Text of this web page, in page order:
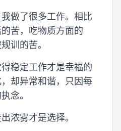
做了很多工作。相比
苦，吃物质方面的
训的苦。
稳定工作才是幸福的
却异常和谐，只因每
念。
浓雾才是选择。